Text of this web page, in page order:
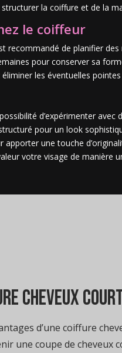
la coiffure et de la
le coiffeur
recommandé de planifier
pour conserver sa
les éventuelles
d’expérimenter
pour un look
une touche
votre visage de manière
cheveux court
d’une coiffure
une coupe de cheveux